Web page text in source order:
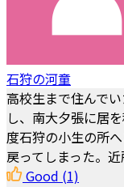
石狩の河童
高校生まで住んで
し、南大夕張に居
度石狩の小生の所
戻ってしまった。
Good (1)